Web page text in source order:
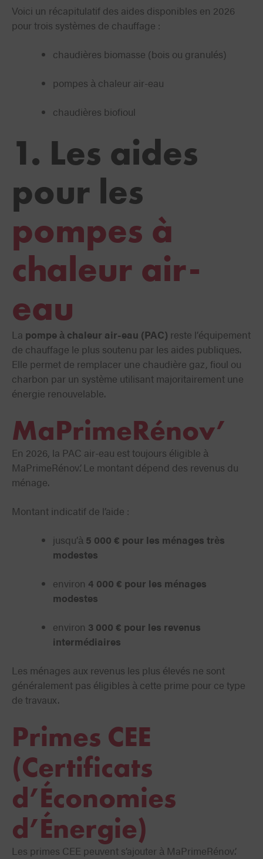
Voici un récapitulatif des aides disponibles en 2026
pour trois systèmes de chauffage :
chaudières biomasse (bois ou granulés)
pompes à chaleur air-eau
chaudières biofioul
1. Les aides
pour les
pompes à
chaleur air-
eau
La pompe à chaleur air-eau (PAC) reste l’équipement
de chauffage le plus soutenu par les aides publiques.
Elle permet de remplacer une chaudière gaz, fioul ou
charbon par un système utilisant majoritairement une
énergie renouvelable.
MaPrimeRénov’
En 2026, la PAC air-eau est toujours éligible à
MaPrimeRénov’. Le montant dépend des revenus du
ménage.
Montant indicatif de l’aide :
jusqu’à 5 000 € pour les ménages très
modestes
environ 4 000 € pour les ménages
modestes
environ 3 000 € pour les revenus
intermédiaires
Les ménages aux revenus les plus élevés ne sont
généralement pas éligibles à cette prime pour ce type
de travaux.
Primes CEE
(Certificats
d’Économies
d’Énergie)
Les primes CEE peuvent s’ajouter à MaPrimeRénov’.